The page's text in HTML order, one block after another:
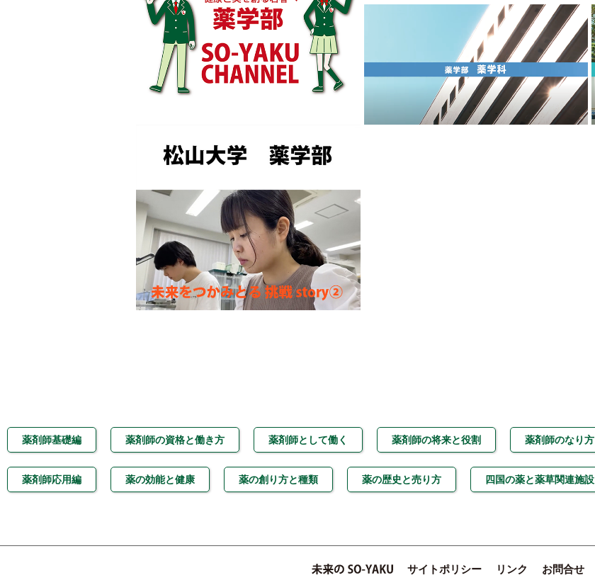
薬剤師基礎編 薬剤師の資格と働き方 薬剤師として働く 薬剤師の将来と役割 薬剤師のなり方
薬剤師応用編 薬の効能と健康 薬の創り方と種類 薬の歴史と売り方 四国の薬と薬草関連施設
サイトポリシー リンク お問合せ